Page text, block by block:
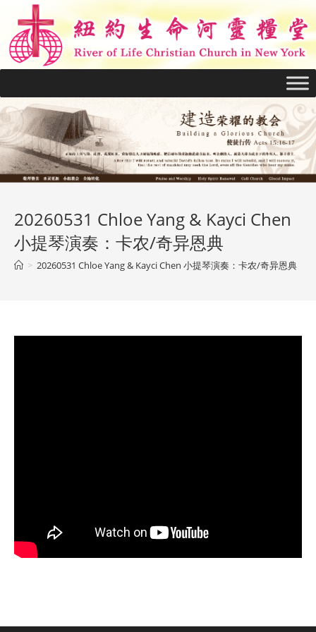
20260531 Chloe Yang & Kayci Chen
小提琴演奏：卡农/奇异恩典
> 20260531 Chloe Yang & Kayci Chen 小提琴演奏：卡农/奇异恩典